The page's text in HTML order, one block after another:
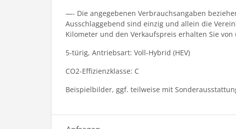
—- Die angegebenen Verbrauchsangaben
Ausschlaggebend sind einzig und allein die
Kilometer und den Verkaufspreis erhalten Sie
5-türig, Antriebsart: Voll-Hybrid (HEV)
CO2-Effizienzklasse: C
Beispielbilder, ggf. teilweise mit